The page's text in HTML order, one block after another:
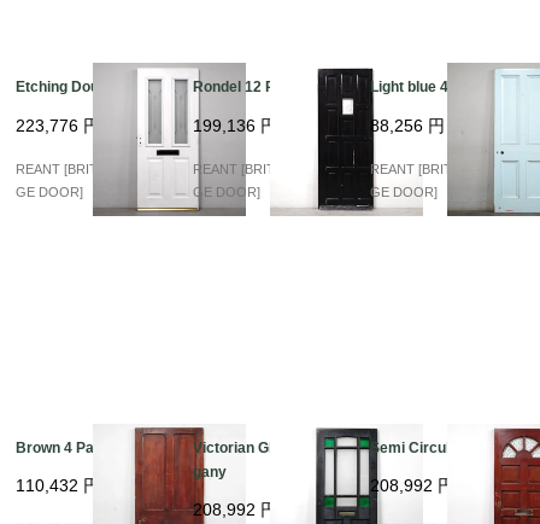
Etching Double Glass
223,776 円
REANT [BRITISH VINTA
GE DOOR]
Rondel 12 Panels
199,136 円
REANT [BRITISH VINTA
GE DOOR]
Light blue 4 Panel
88,256 円
REANT [BRITISH VINTA
GE DOOR]
Brown 4 Panel
110,432 円
Victorian Glass Maho
gany
208,992 円
Semi Circular Glass
208,992 円